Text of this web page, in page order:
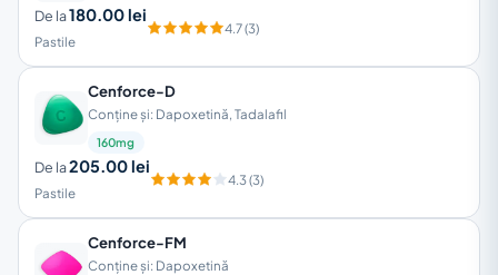
Cenforce-FM
Conține și: Dapoxetină
De la180.00 lei
Pastile
4.7 (3)
Cenforce-D
Conține și: Dapoxetină, Tadalafil
160mg
De la205.00 lei
Pastile
4.3 (3)